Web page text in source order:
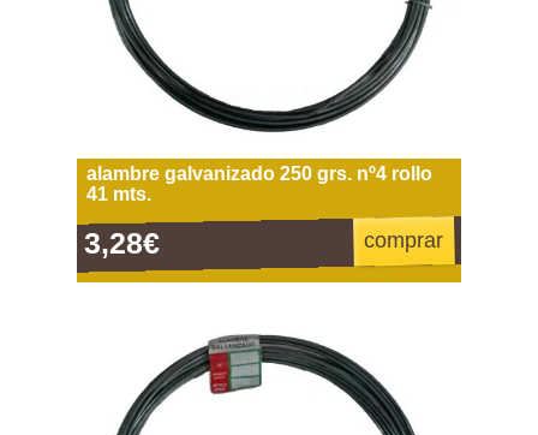
alambre galvanizado 250 grs. nº4 rollo
41 mts.
3,28€ comprar